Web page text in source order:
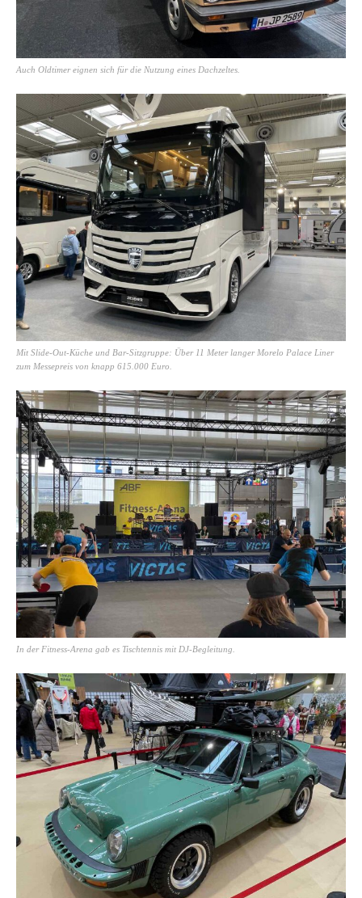
Auch Oldtimer eignen sich für die Nutzung eines Dachzeltes.
Mit Slide-Out-Küche und Bar-Sitzgruppe: Über 11 Meter langer Morelo Palace Liner
zum Messepreis von knapp 615.000 Euro.
In der Fitness-Arena gab es Tischtennis mit DJ-Begleitung.